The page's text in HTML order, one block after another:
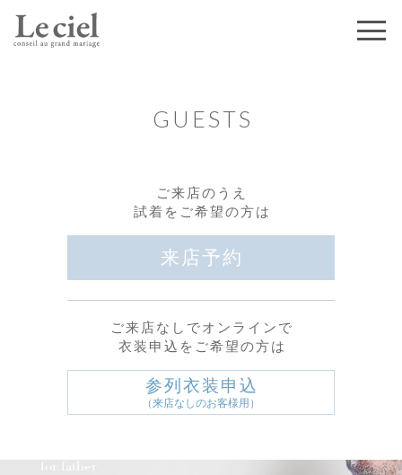
GUESTS
ご来店のうえ
試着をご希望の方は
来店予約
ご来店なしでオンラインで
衣装申込をご希望の方は
参列衣装申込
（来店なしのお客様用）
for father